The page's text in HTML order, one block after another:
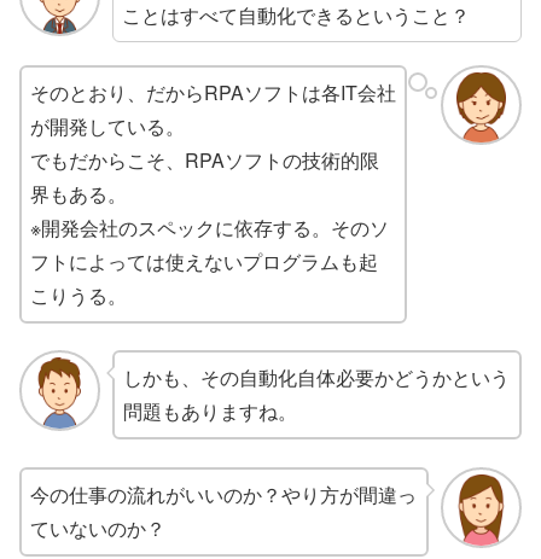
ことはすべて自動化できるということ？
そのとおり、だからRPAソフトは各IT会社
が開発している。
でもだからこそ、RPAソフトの技術的限
界もある。
※開発会社のスペックに依存する。そのソ
フトによっては使えないプログラムも起
こりうる。
しかも、その自動化自体必要かどうかという
問題もありますね。
今の仕事の流れがいいのか？やり方が間違っ
ていないのか？